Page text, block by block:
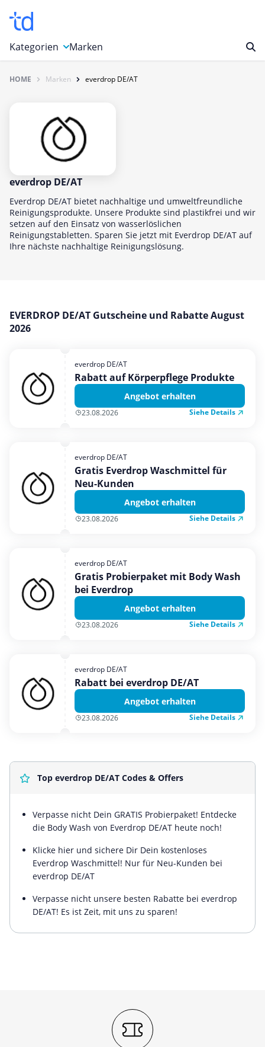
Kategorien
Auto, Motorrad & Werkzeuge
Bücher & Magazine
Computer & Elektronik
Entertainment & Media
Essen & Trinken
Foto, Druck & Büro
Gaming & Spielzeug
Garten, Haushalt & Tiere
Shopping
Sonstiges
Urlaub & Reise
Marken
HOME Marken everdrop DE/AT
everdrop DE/AT
Everdrop DE/AT bietet nachhaltige und umweltfreundliche
Reinigungsprodukte. Unsere Produkte sind plastikfrei und wir
setzen auf den Einsatz von wasserlöslichen
Reinigungstabletten. Sparen Sie jetzt mit Everdrop DE/AT auf
Ihre nächste nachhaltige Reinigungslösung.
EVERDROP DE/AT Gutscheine und Rabatte August
2026
everdrop DE/AT
Rabatt auf Körperpflege Produkte
Angebot erhalten
23.08.2026 Siehe Details
everdrop DE/AT
Gratis Everdrop Waschmittel für
Neu-Kunden
Angebot erhalten
23.08.2026 Siehe Details
everdrop DE/AT
Gratis Probierpaket mit Body Wash
bei Everdrop
Angebot erhalten
23.08.2026 Siehe Details
everdrop DE/AT
Rabatt bei everdrop DE/AT
Angebot erhalten
23.08.2026 Siehe Details
Top everdrop DE/AT Codes & Offers
Verpasse nicht Dein GRATIS Probierpaket! Entdecke
die Body Wash von Everdrop DE/AT heute noch!
Klicke hier und sichere Dir Dein kostenloses
Everdrop Waschmittel! Nur für Neu-Kunden bei
everdrop DE/AT
Verpasse nicht unsere besten Rabatte bei everdrop
DE/AT! Es ist Zeit, mit uns zu sparen!